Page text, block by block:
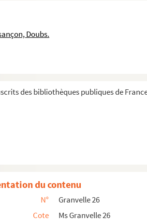
Doubs.
des bibliothèques publiques de
mai 1568. Esp.
Lat.
1568
Esp.
1er juin 1568du contenu
N°
Granvelle 26
Cote
Ms Granvelle 26